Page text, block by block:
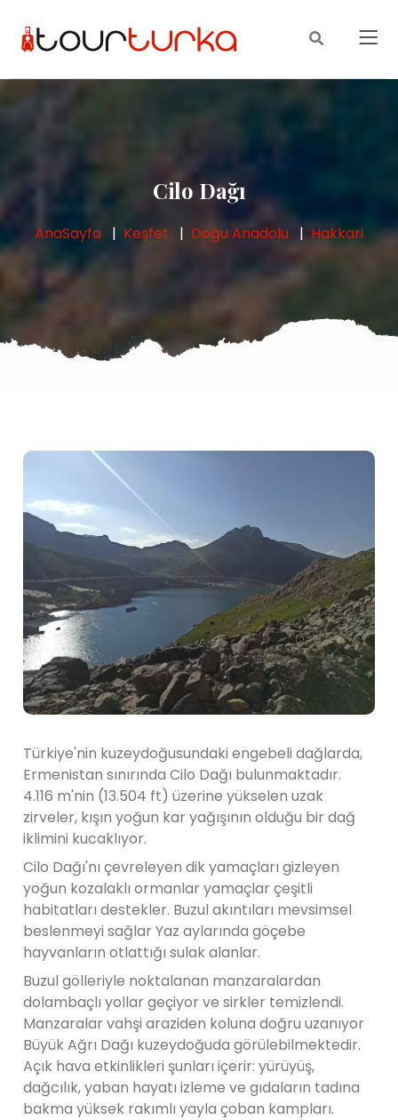
Cilo Dağı
AnaSayfa Keşfet Doğu Anadolu Hakkari
Türkiye'nin kuzeydoğusundaki engebeli dağlarda,
Ermenistan sınırında Cilo Dağı bulunmaktadır.
4.116 m'nin (13.504 ft) üzerine yükselen uzak
zirveler, kışın yoğun kar yağışının olduğu bir dağ
iklimini kucaklıyor.
Cilo ​​Dağı'nı çevreleyen dik yamaçları gizleyen
yoğun kozalaklı ormanlar yamaçlar çeşitli
habitatları destekler. Buzul akıntıları mevsimsel
beslenmeyi sağlar Yaz aylarında göçebe
hayvanların otlattığı sulak alanlar.
Buzul gölleriyle noktalanan manzaralardan
dolambaçlı yollar geçiyor ve sirkler temizlendi.
Manzaralar vahşi araziden koluna doğru uzanıyor
Büyük Ağrı Dağı kuzeydoğuda görülebilmektedir.
Açık hava etkinlikleri şunları içerir: yürüyüş,
dağcılık, yaban hayatı izleme ve gıdaların tadına
bakma yüksek rakımlı yayla çoban kampları.